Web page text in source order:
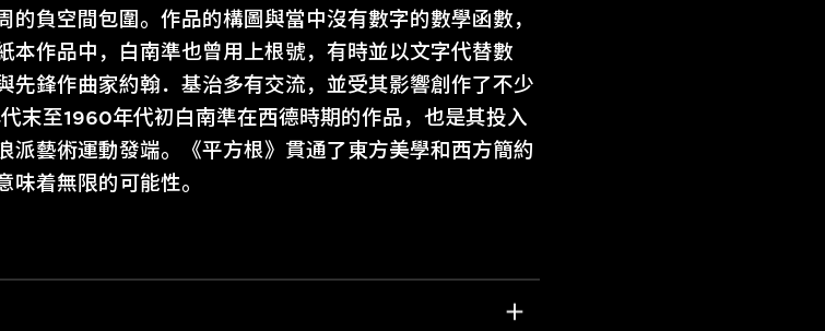
負空間包圍。作品的構圖與當中沒有數字的數學函數，
本作品中，白南準也曾用上根號，有時並以文字代替數
先鋒作曲家約翰．基治多有交流，並受其影響創作了不少
末至1960年代初白南準在西德時期的作品，也是其投入
派藝術運動發端。《平方根》貫通了東方美學和西方簡約
着無限的可能性。